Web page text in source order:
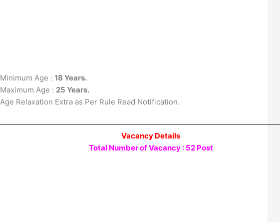
Minimum Age :18 Years.
Maximum Age : 25 Years.
Age Relaxation Extra as Per Rule Read Notification.
Vacancy Details
Total Number of Vacancy : 52 Post